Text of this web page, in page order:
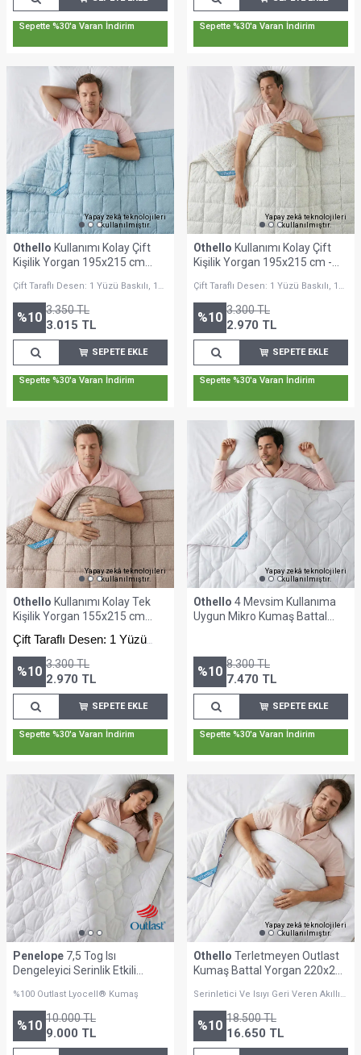
Sepette %30'a Varan İndirim Sepette %30'a Varan İndirim
Yapay zekâ teknolojileri
kullanılmıştır.
Othello Kullanımı Kolay Çift
Kişilik Yorgan 195x215 cm
Çift Taraflı Desen: 1 Yüzü Baskılı, 1
%10 3.350TL
3.015 TL
SEPETE EKLE
Sepette %30'a Varan İndirim
Yapay zekâ teknolojileri
kullanılmıştır.
Othello Kullanımı Kolay Çift
Kişilik Yorgan 195x215 cm -
Çift Taraflı Desen: 1 Yüzü Baskılı, 1
%10 3.300TL
2.970 TL
SEPETE EKLE
Sepette %30'a Varan İndirim
Yapay zekâ teknolojileri
kullanılmıştır.
Othello Kullanımı Kolay Tek
Kişilik Yorgan 155x215 cm
Çift Taraflı Desen: 1 Yüzü
Desenli
%10 3.300TL
2.970 TL
SEPETE EKLE
Sepette %30'a Varan İndirim
Yapay zekâ teknolojileri
kullanılmıştır.
Othello 4 Mevsim Kullanıma
Uygun Mikro Kumaş Battal
%10 8.300TL
7.470 TL
SEPETE EKLE
Sepette %30'a Varan İndirim
Penelope 7,5 Tog Isı
Dengeleyici Serinlik Etkili
Thermo Lyo Pro Serisi
%100 Outlast Lyocell® Kumaş
%10 10.000TL
9.000 TL
Yapay zekâ teknolojileri
kullanılmıştır.
Othello Terletmeyen Outlast
Kumaş Battal Yorgan 220x240
Serinletici Ve Isıyı Geri Veren Akıllı
%10 18.500TL
16.650 TL